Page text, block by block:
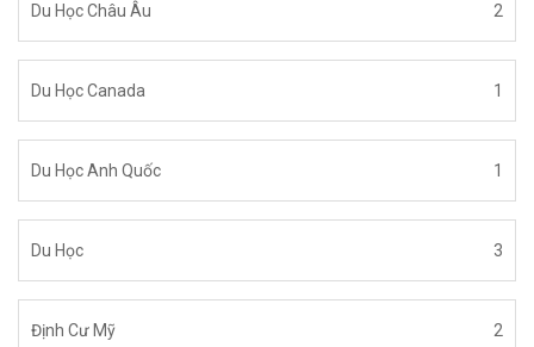
Du Học Châu Âu 2
Du Học Canada 1
Du Học Anh Quốc 1
Du Học 3
Định Cư Mỹ 2